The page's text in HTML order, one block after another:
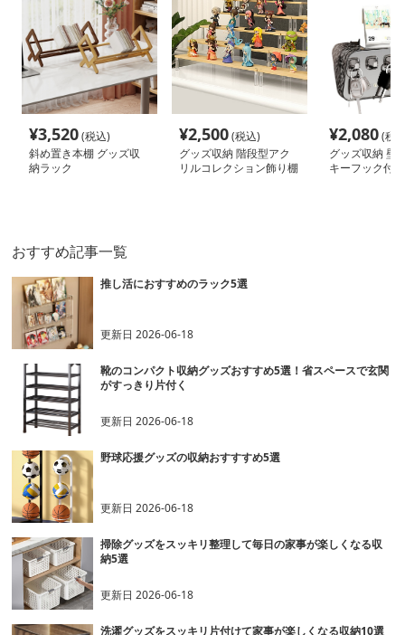
¥3,520(税込)
斜め置き本棚 グッズ収
納ラック
¥2,500(税込)
グッズ収納 階段型アク
リルコレクション飾り棚
¥2,080(税
グッズ収納 壁
キーフック付
おすすめ記事一覧
推し活におすすめのラック5選
更新日2026-06-18
靴のコンパクト収納グッズおすすめ5選！省スペースで玄関
がすっきり片付く
更新日2026-06-18
野球応援グッズの収納おすすすめ5選
更新日2026-06-18
掃除グッズをスッキリ整理して毎日の家事が楽しくなる収
納5選
更新日2026-06-18
洗濯グッズをスッキリ片付けて家事が楽しくなる収納10選